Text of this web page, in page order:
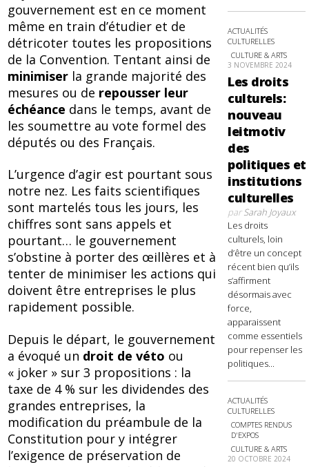
gouvernement est en ce moment
même en train d’étudier et de
détricoter toutes les propositions
de la Convention. Tentant ainsi de
minimiser la grande majorité des
mesures ou de repousser leur
échéance dans le temps, avant de
les soumettre au vote formel des
députés ou des Français.
L’urgence d’agir est pourtant sous
notre nez. Les faits scientifiques
sont martelés tous les jours, les
chiffres sont sans appels et
pourtant… le gouvernement
s’obstine à porter des œillères et à
tenter de minimiser les actions qui
doivent être entreprises le plus
rapidement possible.
Depuis le départ, le gouvernement
a évoqué un droit de véto ou
« joker » sur 3 propositions : la
taxe de 4 % sur les dividendes des
grandes entreprises, la
modification du préambule de la
Constitution pour y intégrer
l’exigence de préservation de
ACTUALITÉS
CULTURELLES
CULTURE & ARTS
3 NOVEMBRE 2024
Les droits
culturels:
nouveau
leitmotiv
des
politiques et
institutions
culturelles
parSarah Joyaux
Les droits
culturels, loin
d’être un concept
récent bien qu’ils
s’affirment
désormais avec
force,
apparaissent
comme essentiels
pour repenser les
politiques...
ACTUALITÉS
CULTURELLES
COMPTES RENDUS
D'EXPOS
CULTURE & ARTS
20 OCTOBRE 2024